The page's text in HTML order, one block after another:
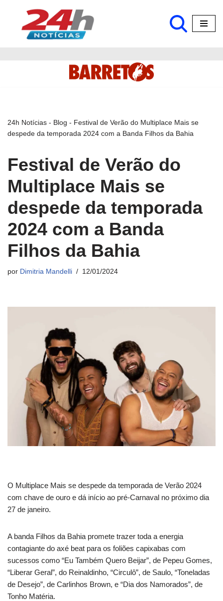
Pular
24h Notícias - Blog - Festival de Verão do Multiplace Mais se
despede da temporada 2024 com a Banda Filhos da Bahia
Festival de Verão do
Multiplace Mais se
despede da temporada
2024 com a Banda
Filhos da Bahia
por Dimitria Mandelli 12/01/2024
O Multiplace Mais se despede da temporada de Verão 2024
com chave de ouro e dá início ao pré-Carnaval no próximo dia
27 de janeiro.
A banda Filhos da Bahia promete trazer toda a energia
contagiante do axé beat para os foliões capixabas com
sucessos como “Eu Também Quero Beijar”, de Pepeu Gomes,
“Liberar Geral”, do Reinaldinho, “Circulô”, de Saulo, “Toneladas
de Desejo”, de Carlinhos Brown, e “Dia dos Namorados”, de
Tonho Matéria.